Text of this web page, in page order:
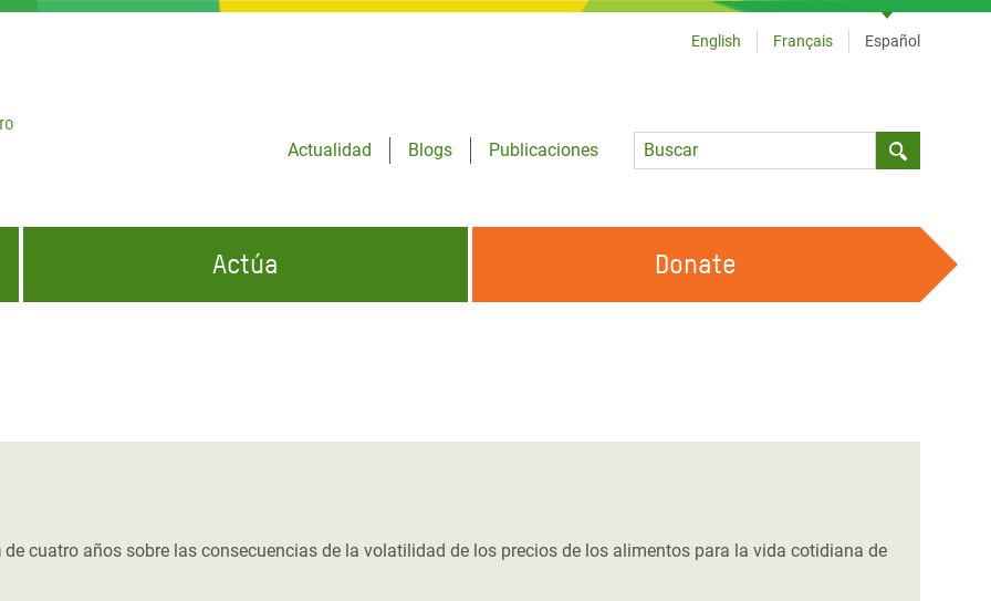
Actualidad
Blogs
Publicaciones
Language
English Français Español
por la Crisis en
Oriental
Actúa Donate
de cuatro años sobre las consecuencias de la volatilidad de los precios de los alimentos para la vida cotidiana de